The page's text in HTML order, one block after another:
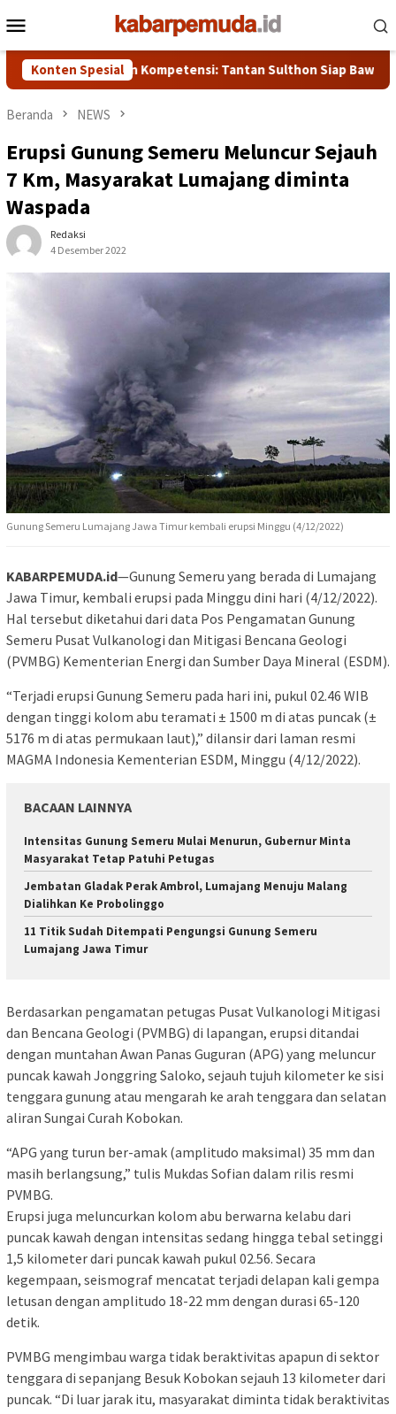
ke
Mobile
Konten Spesial
Etika dan Kompetensi: Tantan Sulthon Siap Bawa PWI
Beranda NEWS
Erupsi Gunung Semeru Meluncur Sejauh
7 Km, Masyarakat Lumajang diminta
Waspada
Redaksi
4 Desember 2022
Gunung Semeru Lumajang Jawa Timur kembali erupsi Minggu (4/12/2022)
KABARPEMUDA.id—Gunung Semeru yang berada di Lumajang
Jawa Timur, kembali erupsi pada Minggu dini hari (4/12/2022).
Hal tersebut diketahui dari data Pos Pengamatan Gunung
Semeru Pusat Vulkanologi dan Mitigasi Bencana Geologi
(PVMBG) Kementerian Energi dan Sumber Daya Mineral (ESDM).
“Terjadi erupsi Gunung Semeru pada hari ini, pukul 02.46 WIB
dengan tinggi kolom abu teramati ± 1500 m di atas puncak (±
5176 m di atas permukaan laut),” dilansir dari laman resmi
MAGMA Indonesia Kementerian ESDM, Minggu (4/12/2022).
BACAAN LAINNYA
Intensitas Gunung Semeru Mulai Menurun, Gubernur Minta
Masyarakat Tetap Patuhi Petugas
Jembatan Gladak Perak Ambrol, Lumajang Menuju Malang
Dialihkan Ke Probolinggo
11 Titik Sudah Ditempati Pengungsi Gunung Semeru
Lumajang Jawa Timur
Berdasarkan pengamatan petugas Pusat Vulkanologi Mitigasi
dan Bencana Geologi (PVMBG) di lapangan, erupsi ditandai
dengan muntahan Awan Panas Guguran (APG) yang meluncur
puncak kawah Jonggring Saloko, sejauh tujuh kilometer ke sisi
tenggara gunung atau mengarah ke arah tenggara dan selatan
aliran Sungai Curah Kobokan.
“APG yang turun ber-amak (amplitudo maksimal) 35 mm dan
masih berlangsung,” tulis Mukdas Sofian dalam rilis resmi
PVMBG.
Erupsi juga meluncurkan kolom abu berwarna kelabu dari
puncak kawah dengan intensitas sedang hingga tebal setinggi
1,5 kilometer dari puncak kawah pukul 02.56. Secara
kegempaan, seismograf mencatat terjadi delapan kali gempa
letusan dengan amplitudo 18-22 mm dengan durasi 65-120
detik.
PVMBG mengimbau warga tidak beraktivitas apapun di sektor
tenggara di sepanjang Besuk Kobokan sejauh 13 kilometer dari
puncak. “Di luar jarak itu, masyarakat diminta tidak beraktivitas